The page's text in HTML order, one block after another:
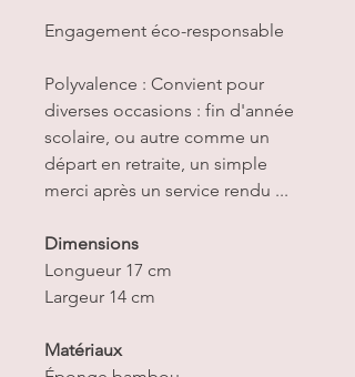
Engagement éco-responsable
Polyvalence : Convient pour
diverses occasions : fin d'année
scolaire, ou autre comme un
départ en retraite, un simple
merci après un service rendu ...
Dimensions
Longueur 17 cm
Largeur 14 cm
Matériaux